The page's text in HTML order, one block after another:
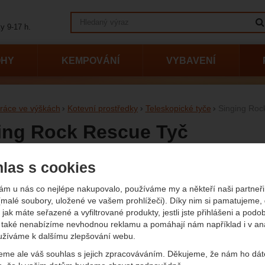
s cookies
u nás co nejlépe nakupovalo, používáme my a někteří naši partneři
soubory, uložené ve vašem prohlížeči). Díky nim si pamatujeme,
máte seřazené a vyfiltrované produkty, jestli jste přihlášeni a
nenabízíme nevhodnou reklamu a pomáhají nám například i v
k dalšímu zlepšování webu.
ale váš souhlas s jejich zpracováváním. Děkujeme, že nám ho
ve výškách Kotevní prostředky Teleskopické tyče
Rock Rescue Tyč
3
( (2
KEMPOVÁNÍ VYBAVENÍ
9-17 h.